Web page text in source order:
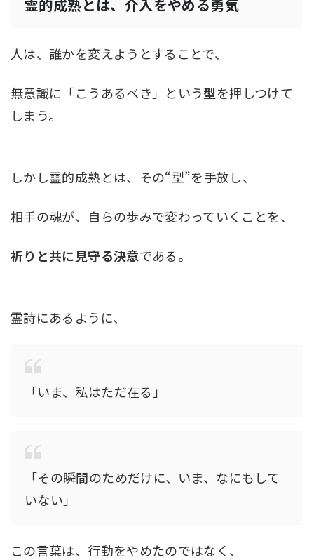
霊的成熟とは、介入をやめる勇気
人は、誰かを変えようとすることで、
無意識に「こうあるべき」という型を押しつけて
しまう。
しかし霊的成熟とは、その“型”を手放し、
相手の魂が、自らの歩みで変わっていくことを、
祈りと共に見守る決意である。
霊詩にあるように、
「いま、私はただ在る」
「その瞬間のためだけに、いま、なにもして
いない」
この言葉は、行動をやめたのではなく、